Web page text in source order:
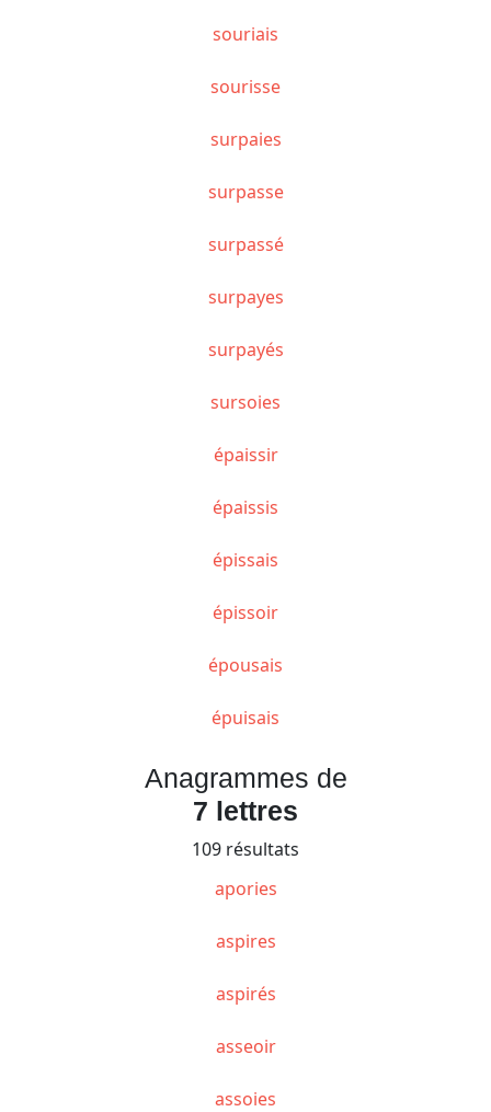
souriais
sourisse
surpaies
surpasse
surpassé
surpayes
surpayés
sursoies
épaissir
épaissis
épissais
épissoir
épousais
épuisais
Anagrammes de
7 lettres
109 résultats
apories
aspires
aspirés
asseoir
assoies